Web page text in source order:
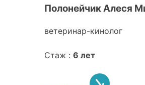
Полонейчик Алеся
ветеринар-кинолог
Стаж : 6 лет